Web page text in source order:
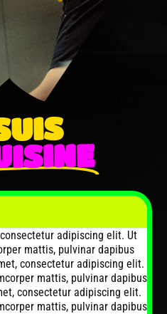
adipiscing elit. Ut
mattis, pulvinar dapibus
consectetur adipiscing elit.
mattis, pulvinar dapibus
consectetur adipiscing elit.
mattis, pulvinar dapibus